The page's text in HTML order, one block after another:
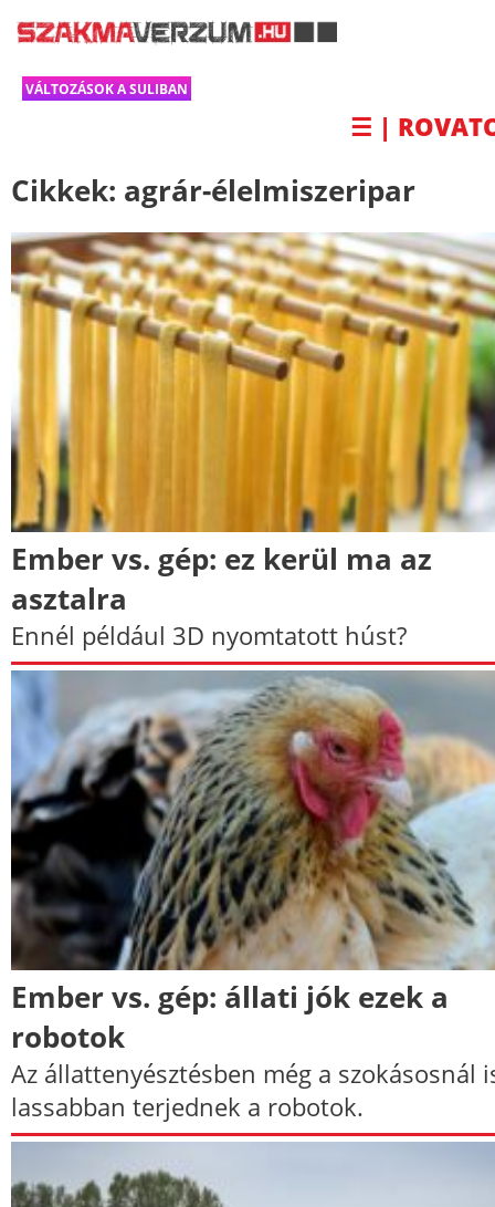
VÁLTOZÁSOK A SULIBAN
☰ |
Cikkek: agrár-élelmiszeripar
Ember vs. gép: ez kerül ma az
asztalra
Ennél például 3D nyomtatott húst?
Ember vs. gép: állati jók ezek a
robotok
Az állattenyésztésben még a szokásosnál
lassabban terjednek a robotok.